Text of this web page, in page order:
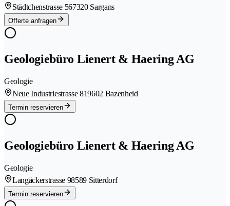
Städtchenstrasse 567320 Sargans
Offerte anfragen
Geologiebüro Lienert & Haering AG
Geologie
Neue Industriestrasse 819602 Bazenheid
Termin reservieren
Geologiebüro Lienert & Haering AG
Geologie
Langäckerstrasse 98589 Sitterdorf
Termin reservieren